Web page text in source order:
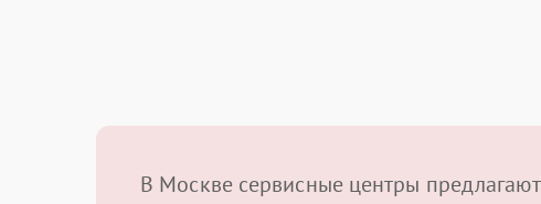
В Москве сервисные центры предлагают